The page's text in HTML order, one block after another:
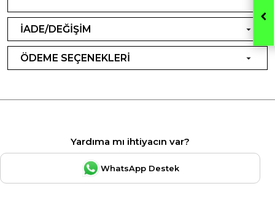
İADE/DEĞİŞİM
ÖDEME SEÇENEKLERİ
Yardıma mı ihtiyacın var?
WhatsApp Destek